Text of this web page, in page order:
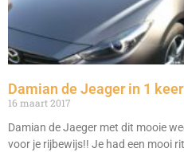
Damian de Jeager in 1
16 maart 2017
Damian de Jaeger met dit mooie
voor je rijbewijs!! Je had een mooi